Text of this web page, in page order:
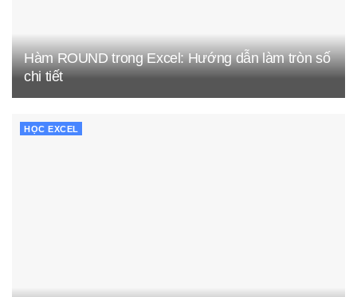
Hàm ROUND trong Excel: Hướng dẫn làm tròn số
chi tiết
HỌC EXCEL